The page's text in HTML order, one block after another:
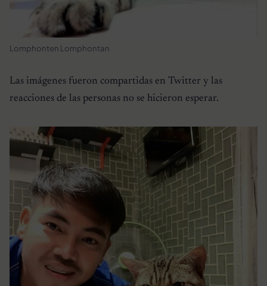
Lomphonten Lomphontan
Las imágenes fueron compartidas en Twitter y las
reacciones de las personas no se hicieron esperar.